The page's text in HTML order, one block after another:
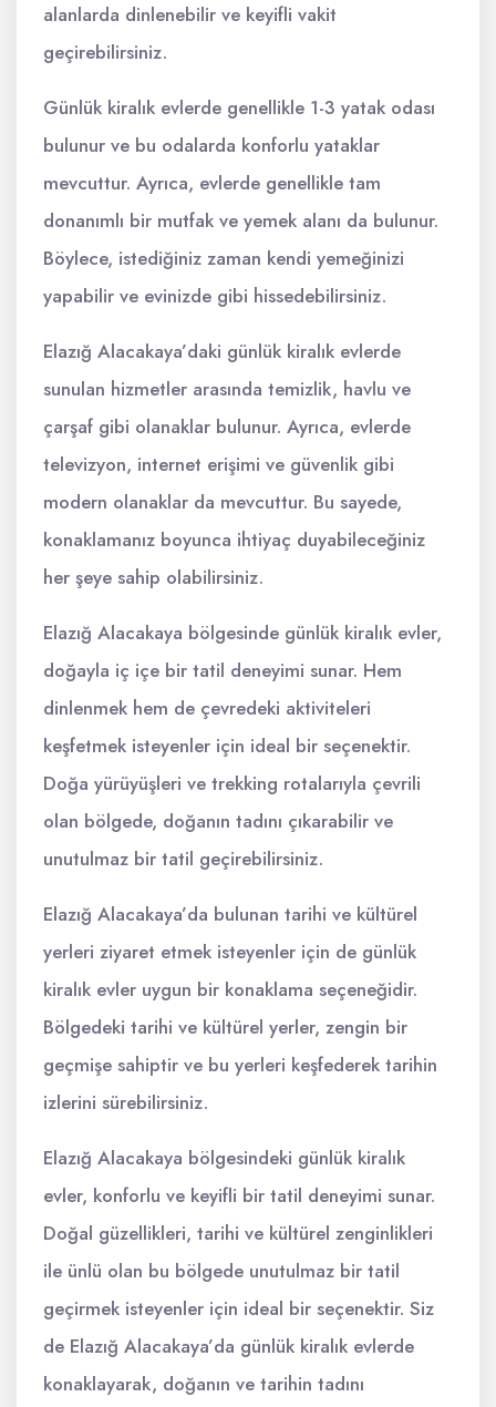
alanlarda dinlenebilir ve keyifli vakit
geçirebilirsiniz.
Günlük kiralık evlerde genellikle 1-3 yatak odası
bulunur ve bu odalarda konforlu yataklar
mevcuttur. Ayrıca, evlerde genellikle tam
donanımlı bir mutfak ve yemek alanı da bulunur.
Böylece, istediğiniz zaman kendi yemeğinizi
yapabilir ve evinizde gibi hissedebilirsiniz.
Elazığ Alacakaya’daki günlük kiralık evlerde
sunulan hizmetler arasında temizlik, havlu ve
çarşaf gibi olanaklar bulunur. Ayrıca, evlerde
televizyon, internet erişimi ve güvenlik gibi
modern olanaklar da mevcuttur. Bu sayede,
konaklamanız boyunca ihtiyaç duyabileceğiniz
her şeye sahip olabilirsiniz.
Elazığ Alacakaya bölgesinde günlük kiralık evler,
doğayla iç içe bir tatil deneyimi sunar. Hem
dinlenmek hem de çevredeki aktiviteleri
keşfetmek isteyenler için ideal bir seçenektir.
Doğa yürüyüşleri ve trekking rotalarıyla çevrili
olan bölgede, doğanın tadını çıkarabilir ve
unutulmaz bir tatil geçirebilirsiniz.
Elazığ Alacakaya’da bulunan tarihi ve kültürel
yerleri ziyaret etmek isteyenler için de günlük
kiralık evler uygun bir konaklama seçeneğidir.
Bölgedeki tarihi ve kültürel yerler, zengin bir
geçmişe sahiptir ve bu yerleri keşfederek tarihin
izlerini sürebilirsiniz.
Elazığ Alacakaya bölgesindeki günlük kiralık
evler, konforlu ve keyifli bir tatil deneyimi sunar.
Doğal güzellikleri, tarihi ve kültürel zenginlikleri
ile ünlü olan bu bölgede unutulmaz bir tatil
geçirmek isteyenler için ideal bir seçenektir. Siz
de Elazığ Alacakaya’da günlük kiralık evlerde
konaklayarak, doğanın ve tarihin tadını